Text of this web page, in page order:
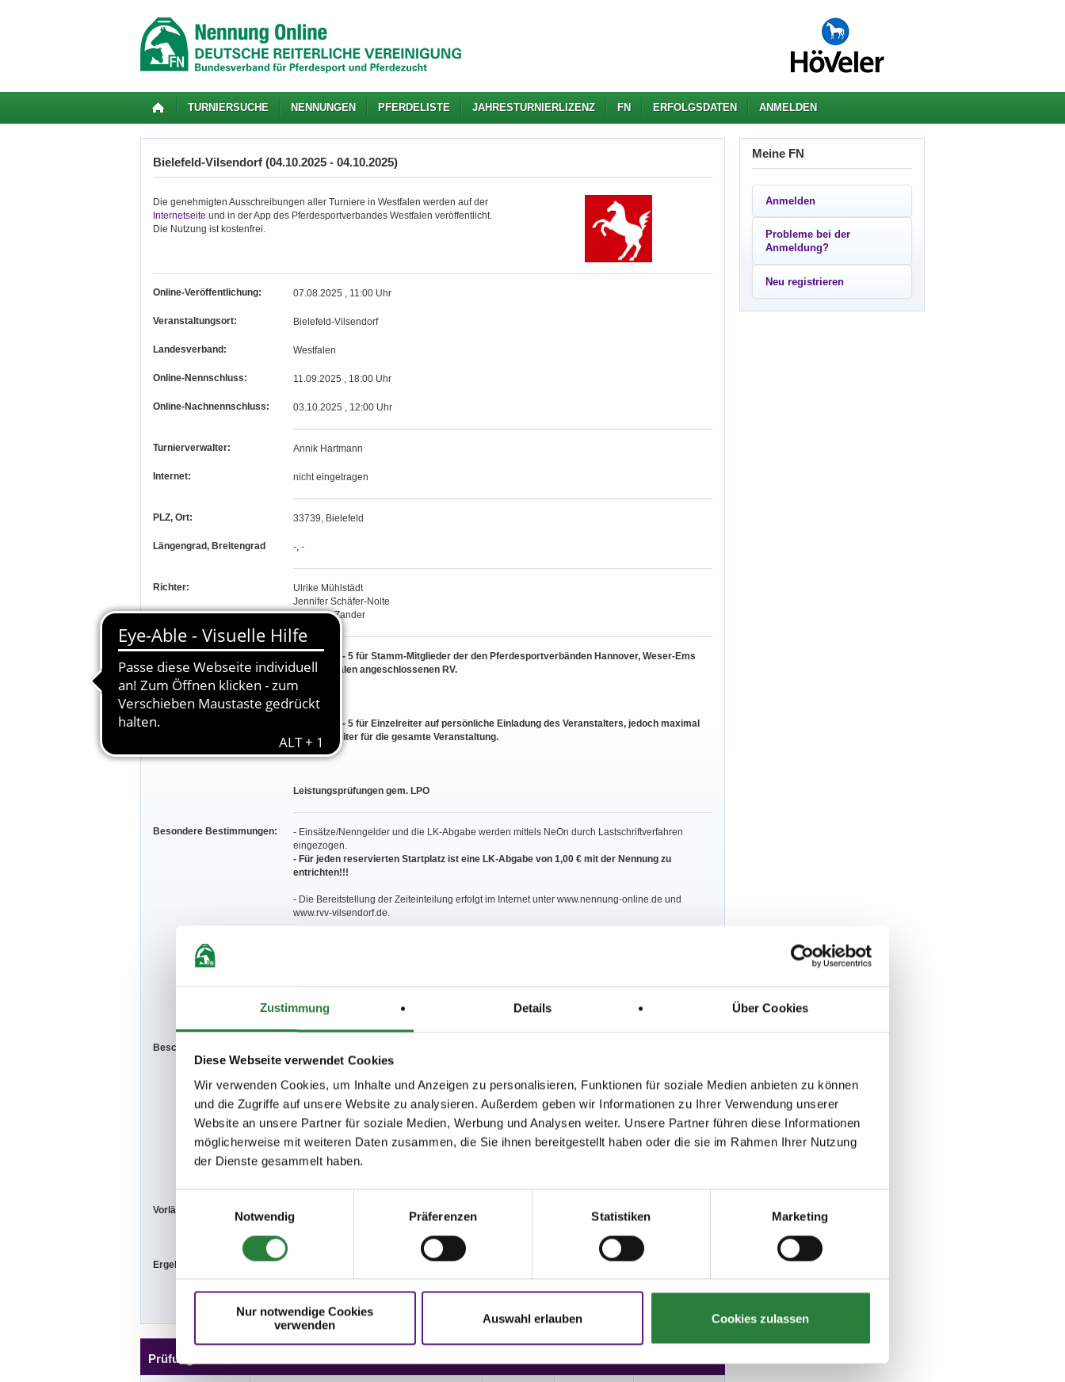
Zustimmung Details Über Cookies
Diese Webseite verwendet Cookies
Wir verwenden Cookies, um Inhalte und Anzeigen zu personalisieren, Funktionen für soziale Medien anbieten zu können
und die Zugriffe auf unsere Website zu analysieren. Außerdem geben wir Informationen zu Ihrer Verwendung unserer
Website an unsere Partner für soziale Medien, Werbung und Analysen weiter. Unsere Partner führen diese Informationen
möglicherweise mit weiteren Daten zusammen, die Sie ihnen bereitgestellt haben oder die sie im Rahmen Ihrer Nutzung
der Dienste gesammelt haben.
Notwendig
Präferenzen Statistiken Marketing
Nur notwendige Cookies
verwenden
Auswahl erlauben Cookies zulassen
TURNIERSUCHE NENNUNGEN PFERDELISTE JAHRESTURNIERLIZENZ FN ERFOLGSDATEN ANMELDEN
Bielefeld-Vilsendorf (04.10.2025 - 04.10.2025)
Die genehmigten Ausschreibungen aller Turniere in Westfalen werden auf der
Internetseite und in der App des Pferdesportverbandes Westfalen veröffentlicht.
Die Nutzung ist kostenfrei.
Online-Veröffentlichung: 07.08.2025 , 11:00 Uhr
Veranstaltungsort: Bielefeld-Vilsendorf
Landesverband: Westfalen
Online-Nennschluss: 11.09.2025 , 18:00 Uhr
Online-Nachnennschluss: 03.10.2025 , 12:00 Uhr
Turnierverwalter: Annik Hartmann
Internet: nicht eingetragen
PLZ, Ort: 33739, Bielefeld
Längengrad, Breitengrad -, -
Richter:
Ulrike Mühlstädt
Jennifer Schäfer-Nolte
Susanne Zander
A. LP Nr. 1 - 5 für Stamm-Mitglieder der den Pferdesportverbänden Hannover, Weser-Ems
und Westfalen angeschlossenen RV.
B. LP Nr. 1 - 5 für Einzelreiter auf persönliche Einladung des Veranstalters, jedoch maximal
20 Einzelreiter für die gesamte Veranstaltung.
Leistungsprüfungen gem. LPO
Besondere Bestimmungen:
- Einsätze/Nenngelder und die LK-Abgabe werden mittels NeOn durch Lastschriftverfahren
eingezogen.
- Für jeden reservierten Startplatz ist eine LK-Abgabe von 1,00 € mit der Nennung zu
entrichten!!!
- Die Bereitstellung der Zeiteinteilung erfolgt im Internet unter www.nennung-online.de und
www.rvv-vilsendorf.de.
- Bei dieser Veranstaltung steht ein Hufschmied NICHT zur Verfügung.
Beschaffenheit der Plätze:
- Die Reitfläche bei Dressuraufgaben mit einer verlangten Viereckgröße von 20 x 40 m wird für
die Richter um ca. 3 m verkürzt.
- Veranstaltungsort und Navianschrift: Reit- und Voltigierverein Vilsendorf e. V., Vilsendorfer Str.
210, 33739 Bielefeld.
Vorläufige Zeitenteilung: Sa. vorm.: 1,2,3; nachm.: 4,5
Ergebnisse:
Prüfungen
Meine FN
Anmelden
Probleme bei der
Anmeldung?
Neu registrieren